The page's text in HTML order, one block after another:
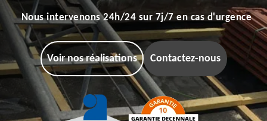
Nous intervenons 24h/24 sur 7j/7 en cas d'urgence
Voir nos réalisations Contactez-nous